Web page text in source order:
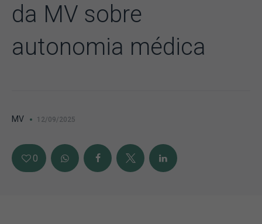
da MV sobre
autonomia médica
MV 12/09/2025
0